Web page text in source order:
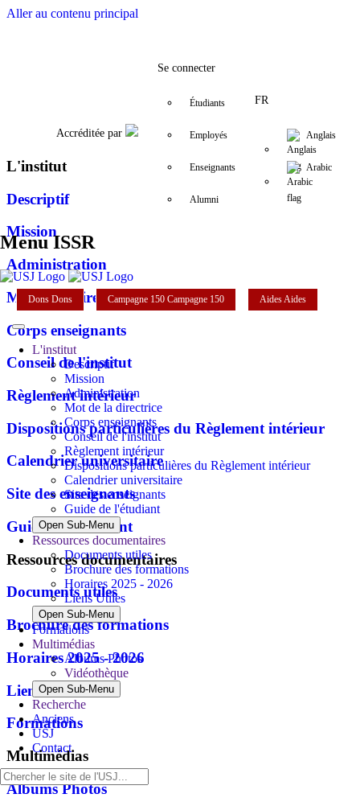
Aller au contenu principal
FacebookTwitter
Accréditée par
Se connecter
Étudiants
Employés
Enseignants
Alumni
FR
Anglais
Arabic
Menu ISSR
Dons Dons Campagne 150 Campagne 150 AidesAides
L'institut
Descriptif
Mission
Administration
Mot de la directrice
Corps enseignants
Conseil de l'institut
Règlement intérieur
Dispositions particulières du Règlement intérieur
Calendrier universitaire
Site des enseignants
Guide de l'étudiant
Open Sub-Menu
Ressources documentaires
Documents utiles
Brochure des formations
Horaires 2025 - 2026
Liens Utiles
Open Sub-Menu
Formations
Multimédias
Albums Photos
Vidéothèque
Open Sub-Menu
Recherche
Anciens
USJ
Contact
L'institut
Descriptif
Mission
Administration
Mot de la directrice
Corps enseignants
Conseil de l'institut
Règlement intérieur
Dispositions particulières du Règlement intérieur
Calendrier universitaire
Site des enseignants
Guide de l'étudiant
Ressources documentaires
Documents utiles
Brochure des formations
Horaires 2025 - 2026
Liens Utiles
Formations
Multimédias
Albums Photos